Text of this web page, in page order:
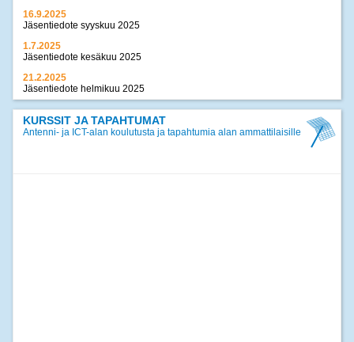
16.9.2025
Jäsentiedote syyskuu 2025
1.7.2025
Jäsentiedote kesäkuu 2025
21.2.2025
Jäsentiedote helmikuu 2025
17.12.2024
Jäsentiedote joulukuu 2024
KURSSIT JA TAPAHTUMAT
Antenni- ja ICT-alan koulutusta ja tapahtumia alan ammattilaisille